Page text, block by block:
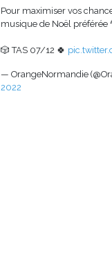
Pour maximiser vos
musique de Noël préférée
🎲 TAS 07/12 🍀
— OrangeNormandie
2022